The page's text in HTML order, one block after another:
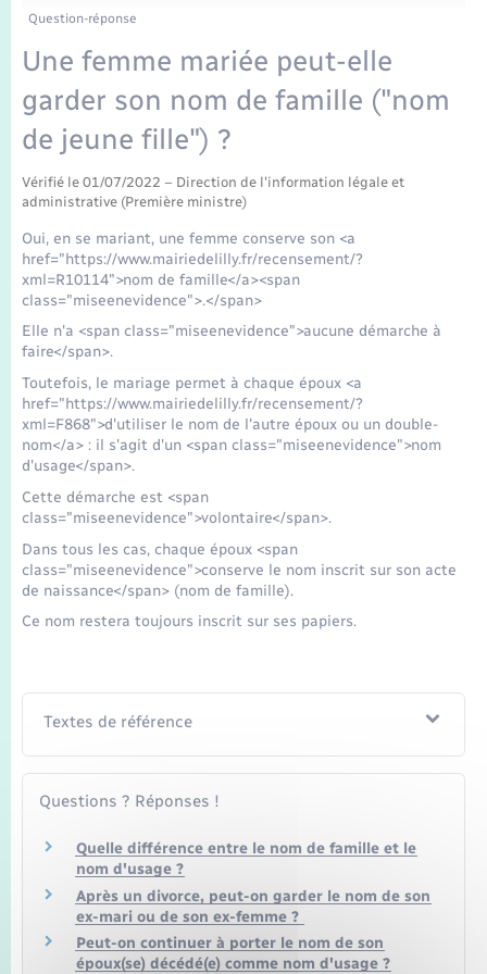
Mariage – PACS
Parrainage civil
Question-réponse
Une femme mariée peut-elle
garder son nom de famille ("nom
de jeune fille") ?
Vérifié le 01/07/2022 – Direction de l'information légale et
administrative (Première ministre)
Oui, en se mariant, une femme conserve son <a
href="https://www.mairiedelilly.fr/recensement/?
xml=R10114">nom de famille</a><span
class="miseenevidence">.</span>
Elle n'a <span class="miseenevidence">aucune démarche à
faire</span>.
Toutefois, le mariage permet à chaque époux <a
href="https://www.mairiedelilly.fr/recensement/?
xml=F868">d'utiliser le nom de l'autre époux ou un double-
nom</a> : il s'agit d'un <span class="miseenevidence">nom
d'usage</span>.
Cette démarche est <span
class="miseenevidence">volontaire</span>.
Dans tous les cas, chaque époux <span
class="miseenevidence">conserve le nom inscrit sur son acte
de naissance</span> (nom de famille).
Ce nom restera toujours inscrit sur ses papiers.
Textes de référence
Questions ? Réponses !
Quelle différence entre le nom de famille et le
nom d'usage ?
Après un divorce, peut-on garder le nom de son
ex-mari ou de son ex-femme ?
Peut-on continuer à porter le nom de son
époux(se) décédé(e) comme nom d'usage ?